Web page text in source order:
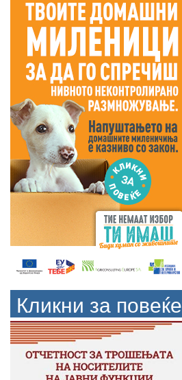
Кликни за повеќе